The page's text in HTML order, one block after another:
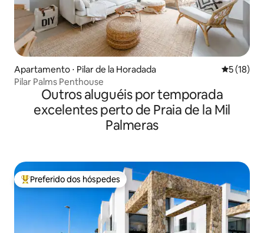
Apartamento ⋅ Pilar de la Horadada 5 de uma
5 (18)
Pilar Palms Penthouse
Outros aluguéis por temporada
excelentes perto de Praia de la Mil
Palmeras
Entre os melhores preferidos dos hóspedes
Preferido dos hóspedes